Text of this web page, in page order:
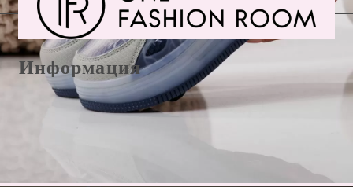
Информация
E-Mail office@onefashionroom.eu